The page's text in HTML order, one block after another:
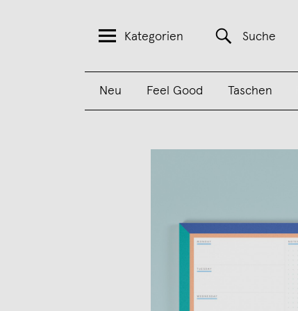
Kategorien Suche
Neu Feel Good Taschen